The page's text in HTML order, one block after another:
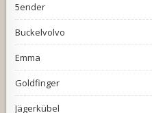
5ender
Buckelvolvo
Emma
Goldfinger
Jägerkübel